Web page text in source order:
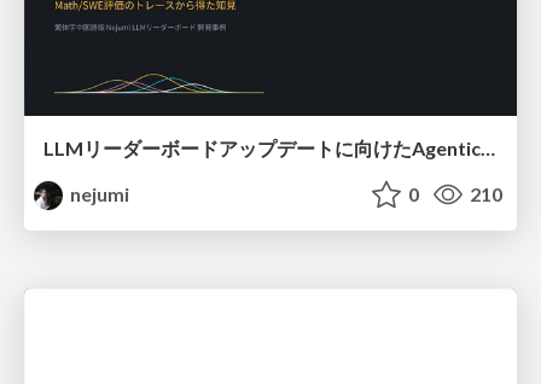
LLMリーダーボードアップデートに向けたAgentic Math_SWEのトレースについて
nejumi
0 210